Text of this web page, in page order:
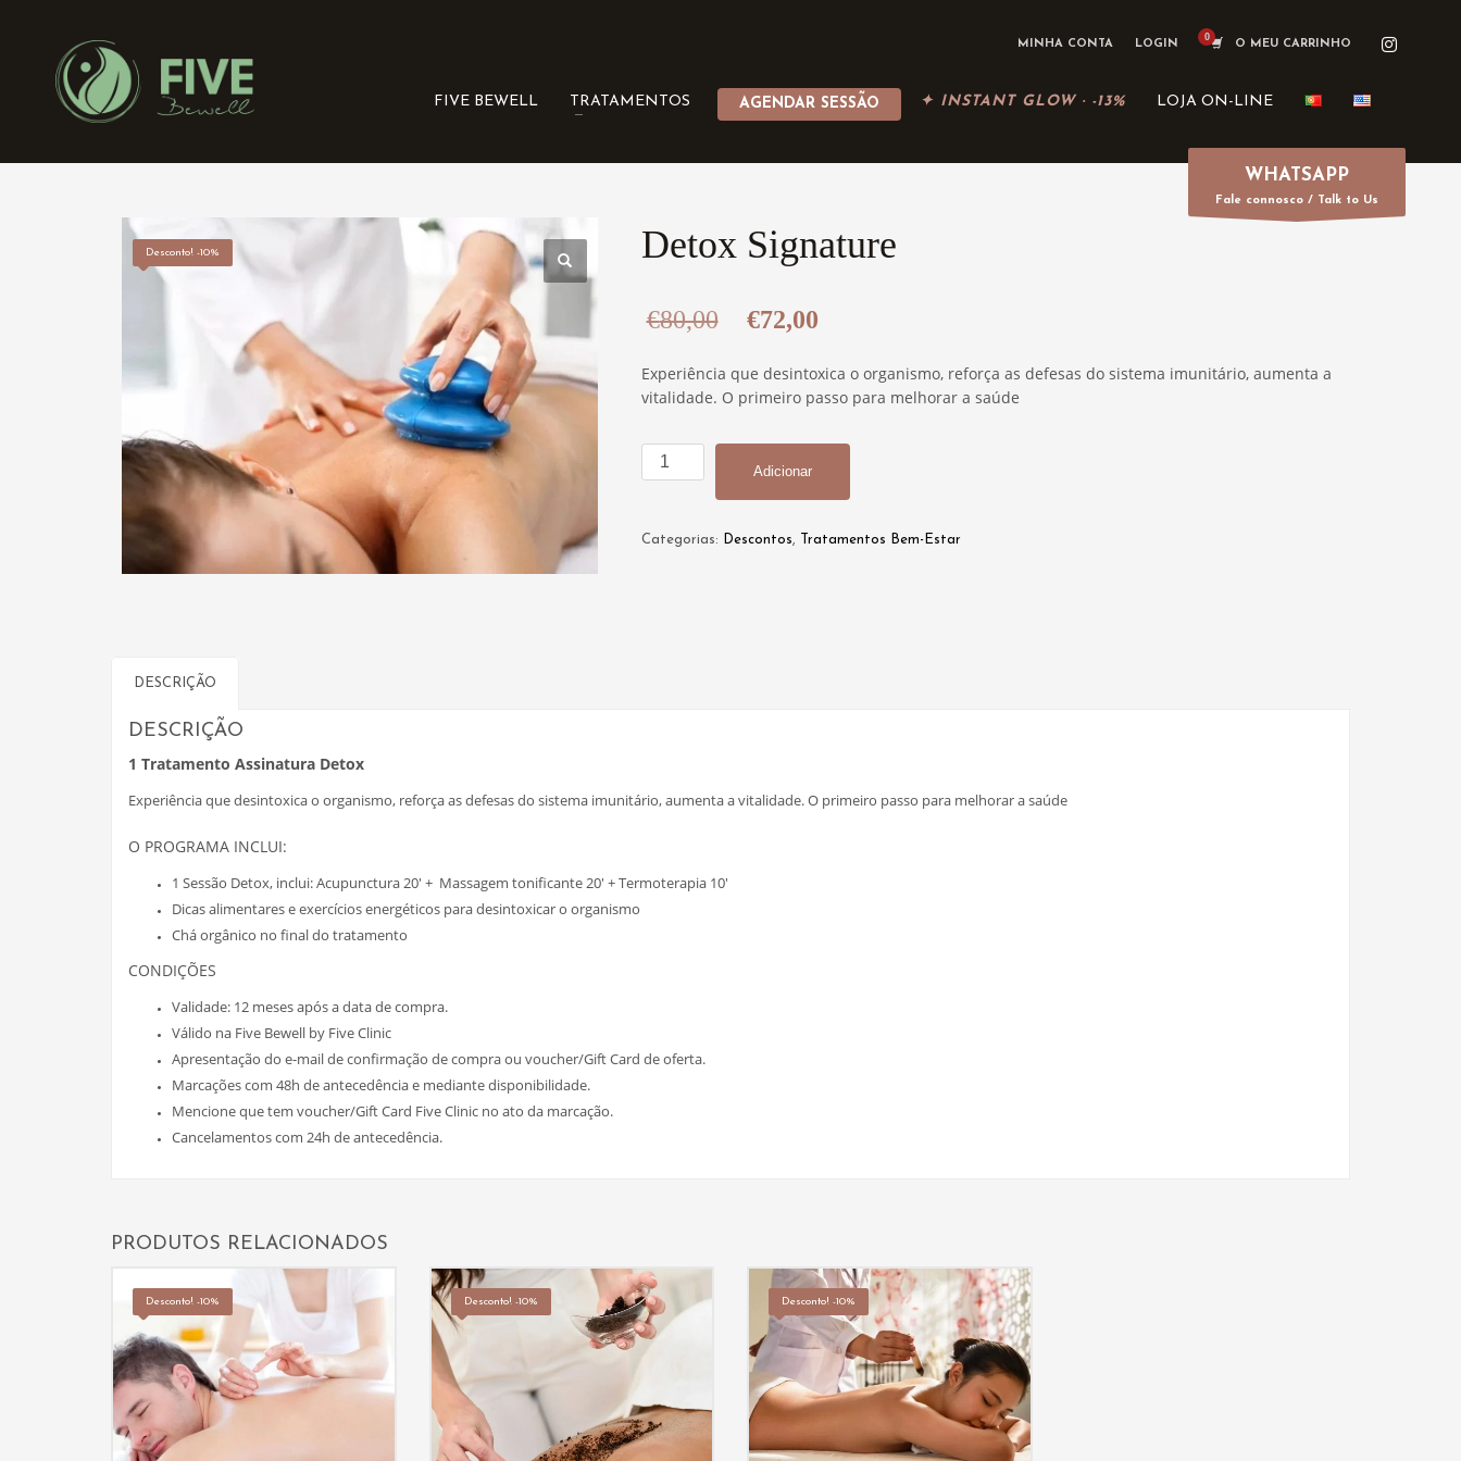
MINHA CONTA LOGIN O MEU CARRINHO
FIVE BEWELL TRATAMENTOS AGENDAR SESSÃO ✦ INSTANT GLOW · -13% LOJA ON-LINE
WHATSAPP
Fale connosco / Talk to Us
Desconto! -10% Detox Signature
€80,00
O
preço
original
era:
€72,00
preço
atual
é:
€72,00.
Experiência que desintoxica o organismo, reforça as defesas do sistema imunitário, aumenta a
vitalidade. O primeiro passo para melhorar a saúde
Quantidade
de
Adicionar
Categorias: Descontos, Tratamentos Bem-Estar
DESCRIÇÃO
DESCRIÇÃO
1 Tratamento Assinatura Detox
Experiência que desintoxica o organismo, reforça as defesas do sistema imunitário, aumenta a vitalidade. O primeiro passo para melhorar a saúde
O PROGRAMA INCLUI:
1 Sessão Detox, inclui: Acupunctura 20′ + Massagem tonificante 20′ + Termoterapia 10′
Dicas alimentares e exercícios energéticos para desintoxicar o organismo
Chá orgânico no final do tratamento
CONDIÇÕES
Validade: 12 meses após a data de compra.
Válido na Five Bewell by Five Clinic
Apresentação do e-mail de confirmação de compra ou voucher/Gift Card de oferta.
Marcações com 48h de antecedência e mediante disponibilidade.
Mencione que tem voucher/Gift Card Five Clinic no ato da marcação.
Cancelamentos com 24h de antecedência.
PRODUTOS RELACIONADOS
Desconto! -10% Desconto! -10% Desconto! -10%